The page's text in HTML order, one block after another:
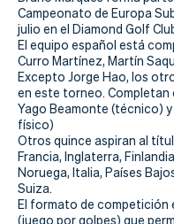
Federarse
Jugar
Aprender
Campeonato de Europa
julio en el Diamond Golf
El equipo español está
Curro Martínez, Martín
Excepto Jorge Hao, los
en este torneo. Completan
Yago Beamonte (técnico)
físico)
Otros quince aspiran al
Francia, Inglaterra,
Noruega, Italia, Países
Suiza.
El formato de competición
(juego por golpes) que